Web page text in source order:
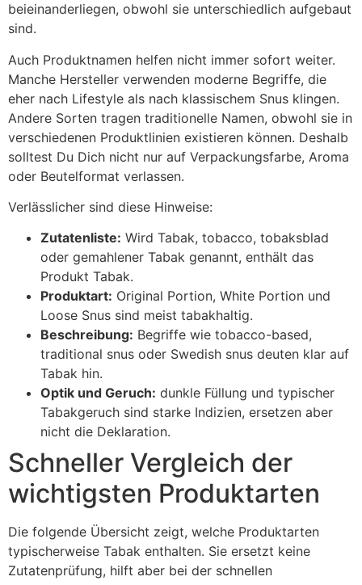
beieinanderliegen, obwohl sie unterschiedlich aufgebaut
sind.
Auch Produktnamen helfen nicht immer sofort weiter.
Manche Hersteller verwenden moderne Begriffe, die
eher nach Lifestyle als nach klassischem Snus klingen.
Andere Sorten tragen traditionelle Namen, obwohl sie in
verschiedenen Produktlinien existieren können. Deshalb
solltest Du Dich nicht nur auf Verpackungsfarbe, Aroma
oder Beutelformat verlassen.
Verlässlicher sind diese Hinweise:
Zutatenliste: Wird Tabak, tobacco, tobaksblad
oder gemahlener Tabak genannt, enthält das
Produkt Tabak.
Produktart: Original Portion, White Portion und
Loose Snus sind meist tabakhaltig.
Beschreibung: Begriffe wie tobacco-based,
traditional snus oder Swedish snus deuten klar auf
Tabak hin.
Optik und Geruch: dunkle Füllung und typischer
Tabakgeruch sind starke Indizien, ersetzen aber
nicht die Deklaration.
Schneller Vergleich der
wichtigsten Produktarten
Die folgende Übersicht zeigt, welche Produktarten
typischerweise Tabak enthalten. Sie ersetzt keine
Zutatenprüfung, hilft aber bei der schnellen